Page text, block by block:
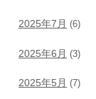
2025年7月 (6)
2025年6月 (3)
2025年5月 (7)